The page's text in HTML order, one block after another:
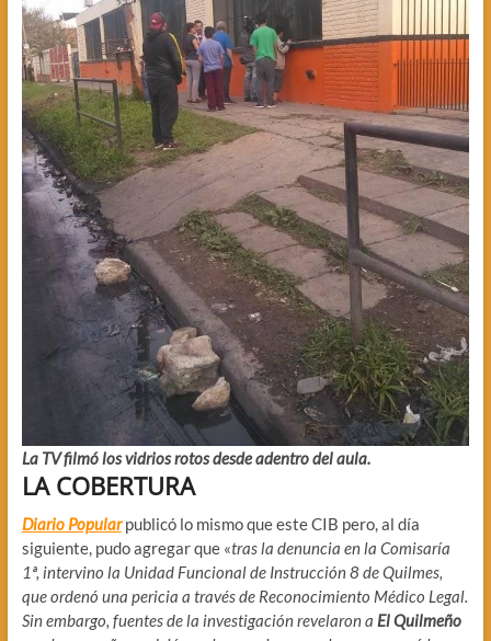
La TV filmó los vidrios rotos desde adentro del aula.
LA COBERTURA
Diario Popularpublicó lo mismo que este CIB pero, al día
siguiente, pudo agregar que «tras la denuncia en la Comisaría
1ª, intervino la Unidad Funcional de Instrucción 8 de Quilmes,
que ordenó una pericia a través de Reconocimiento Médico Legal.
Sin embargo, fuentes de la investigación revelaron a El Quilmeño